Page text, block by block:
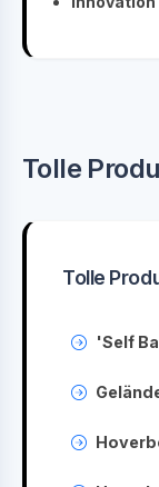
Tolle
Tolle